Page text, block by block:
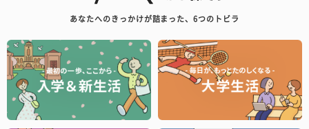
あなたへのきっかけが詰まった、6つのトビラ